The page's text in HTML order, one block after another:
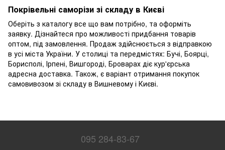
Покрівельні саморізи зі складу в Києві
Оберіть з каталогу все що вам потрібно, та оформіть
заявку. Дізнайтеся про можливості придбання товарів
оптом, під замовлення. Продаж здійснюється з відправкою
в усі міста України. У столиці та передмістях: Бучі, Боярці,
Борисполі, Ірпені, Вишгороді, Броварах діє кур'єрська
адресна доставка. Також, є варіант отримання покупок
самовивозом зі складу в Вишневому і Києві.
095 284-83-67